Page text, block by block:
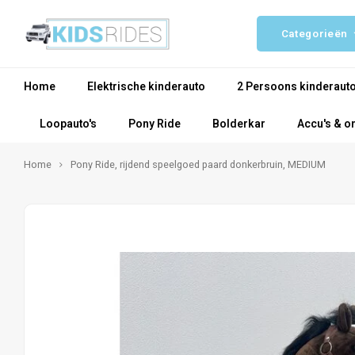
Categorieën
Home Elektrische kinderauto 2 Persoons
Loopauto's Pony Ride Bolderkar Accu's &
Home Pony Ride, rijdend speelgoed paard donkerbruin, MEDIUM